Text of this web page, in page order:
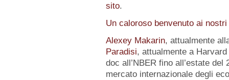
sito.
Un caloroso benvenuto ai
Alexey Makarin, attualmente
Paradisi, attualmente a
doc all’NBER fino all’estate
mercato internazionale degli